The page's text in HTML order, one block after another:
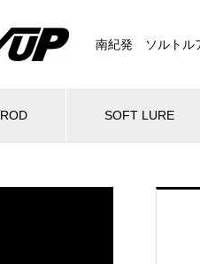
南紀発 ソルトル
ROD SOFT LURE